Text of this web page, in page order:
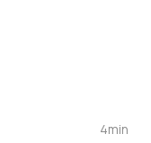
4min